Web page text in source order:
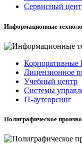
Сервисный
Информационные
Лицензионное
Учебный центр
Системы
IT-аутсорсинг
Полиграфическое